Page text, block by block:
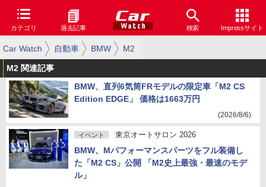
カテゴリ 過去記事 検索 Impressサイト
Car Watch 自動車 BMW M2
M2 関連記事
BMW、直列6気筒FRモデルの限定車「M2 CS
Edition EDGE」 価格は1663万円
(2026/8/6)
イベント 東京オートサロン 2026
BMW、Mパフォーマンスパーツをフル装備し
た「M2 CS」公開 「M2史上最強・最速のモデ
ル」